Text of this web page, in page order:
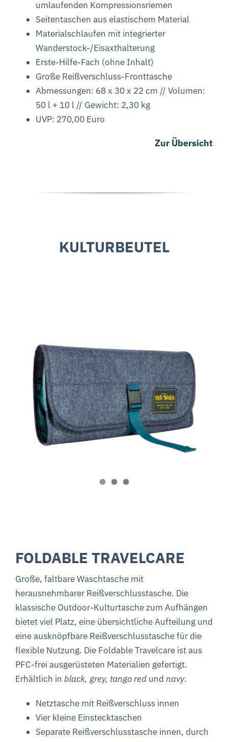
umlaufenden Kompressionsriemen
Seitentaschen aus elastischem Material
Materialschlaufen mit integrierter
Wanderstock-/Eisaxthalterung
Erste-Hilfe-Fach (ohne Inhalt)
Große Reißverschluss-Fronttasche
Abmessungen: 68 x 30 x 22 cm // Volumen:
50 l + 10 l // Gewicht: 2,30 kg
UVP: 270,00 Euro
Zur Übersicht
KULTURBEUTEL
FOLDABLE TRAVELCARE
Große, faltbare Waschtasche mit
herausnehmbarer Reißverschlusstasche. Die
klassische Outdoor-Kulturtasche zum Aufhängen
bietet viel Platz, eine übersichtlicheAufteilung und
eine ausknöpfbare Reißverschlusstasche für die
flexible Nutzung. Die Foldable Travelcare ist aus
PFC-frei ausgerüsteten Materialien gefertigt.
Erhältlich in black, grey, tango redund navy.
Netztasche mit Reißverschluss innen
Vier kleine Einstecktaschen
Separate Reißverschlusstasche innen, durch